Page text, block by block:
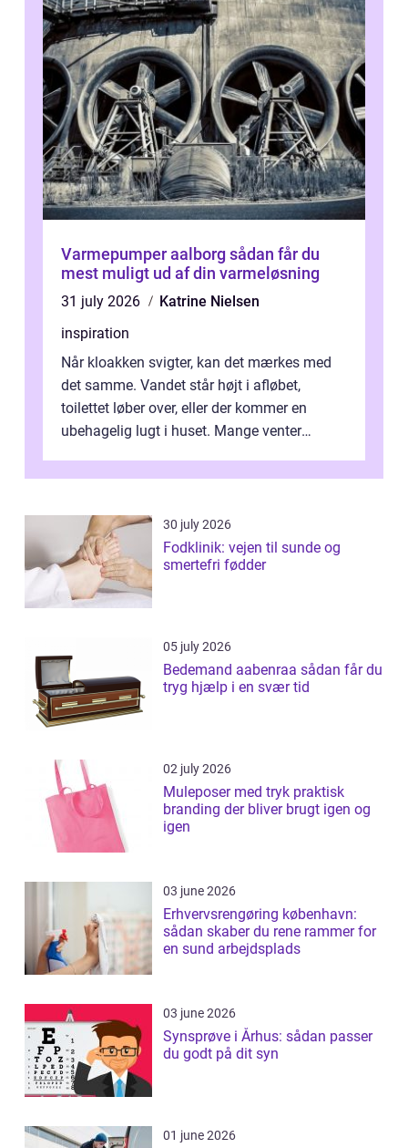
Varmepumper aalborg sådan får du
mest muligt ud af din varmeløsning
31 july 2026
Katrine Nielsen
inspiration
Når kloakken svigter, kan det mærkes med
det samme. Vandet står højt i afløbet,
toilettet løber over, eller der kommer en
ubehagelig lugt i huset. Mange venter
30 july 2026
Fodklinik: vejen til sunde og
smertefri fødder
05 july 2026
Bedemand aabenraa sådan får du
tryg hjælp i en svær tid
02 july 2026
Muleposer med tryk praktisk
branding der bliver brugt igen og
igen
03 june 2026
Erhvervsrengøring københavn:
sådan skaber du rene rammer for
en sund arbejdsplads
03 june 2026
Synsprøve i Århus: sådan passer
du godt på dit syn
01 june 2026